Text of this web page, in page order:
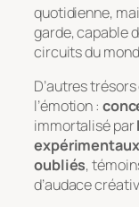
quotidienne,
garde, capable
circuits du
D’autres
l’émotion :
immortalisé par
expérimentaux
oubliés,
d’audace